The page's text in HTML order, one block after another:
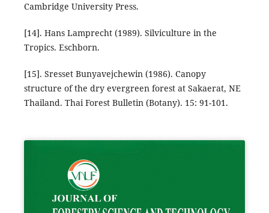
Cambridge University Press.
[14]. Hans Lamprecht (1989). Silviculture in the
Tropics. Eschborn.
[15]. Sresset Bunyavejchewin (1986). Canopy
structure of the dry evergreen forest at Sakaerat, NE
Thailand. Thai Forest Bulletin (Botany). 15: 91-101.